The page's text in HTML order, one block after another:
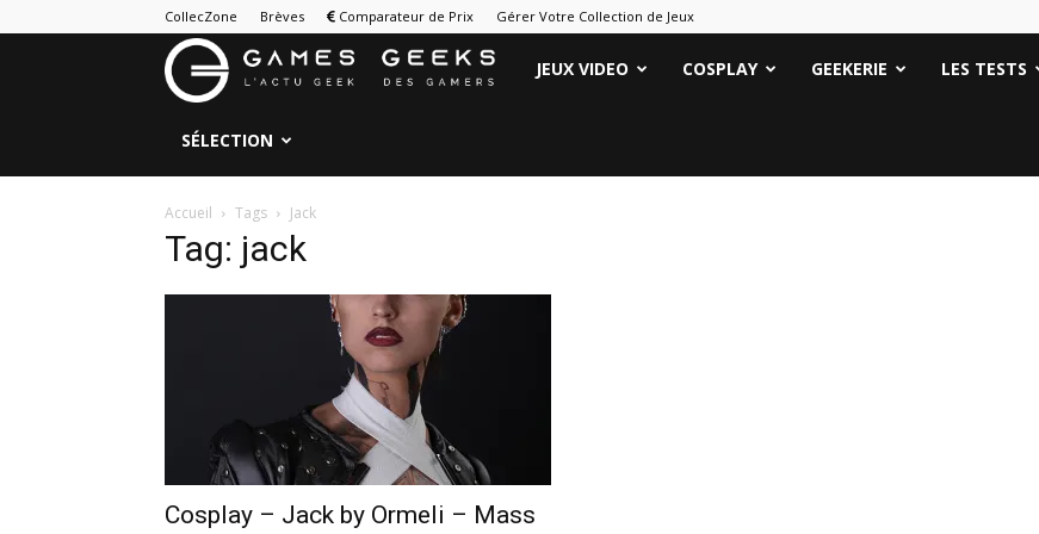
CollecZone Brèves Comparateur de Prix Gérer Votre Collection de Jeux
Games
JEUX VIDEO COSPLAY GEEKERIE LES TESTS
SÉLECTION
Accueil Tags Jack
Tag: jack
Cosplay – Jack by Ormeli – Mass